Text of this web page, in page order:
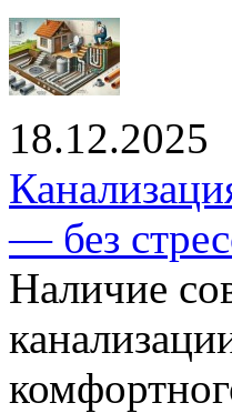
18.12.2025
— без
Наличие